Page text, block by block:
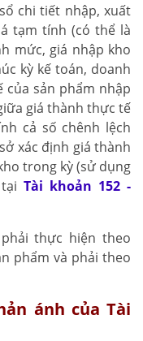
chi tiết nhập, xuất
tạm tính (có thể là
mức, giá nhập kho
kỳ kế toán, doanh
sản phẩm nhập
giá thành thực tế
cả số chênh lệch
xác định giá thành
trong kỳ (sử dụng
tạiTài khoản 152 -
thực hiện theo
phẩm và phải theo
ánh của Tài